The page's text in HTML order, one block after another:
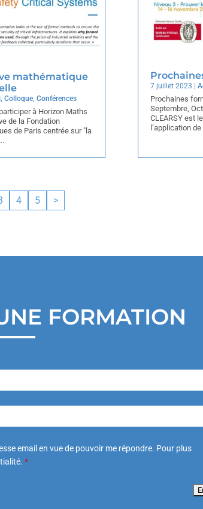
mathématique
, Colloque, Conférences
à Horizon Maths
de la Fondation
de Paris centrée sur "la
7 juillet 2023 |
Prochaines
Septembre,
CLEARSY est
l’application
4 5 >
FORMATION
email en vue de pouvoir me répondre. Pour plus
*